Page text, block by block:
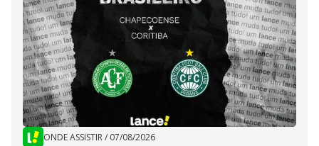
ONDE ASSISTIR/ 07/08/2026